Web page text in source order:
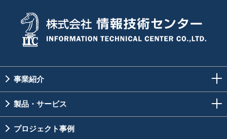
事業紹介
製品・サービス
プロジェクト事例